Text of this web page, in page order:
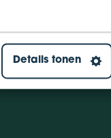
Details tonen